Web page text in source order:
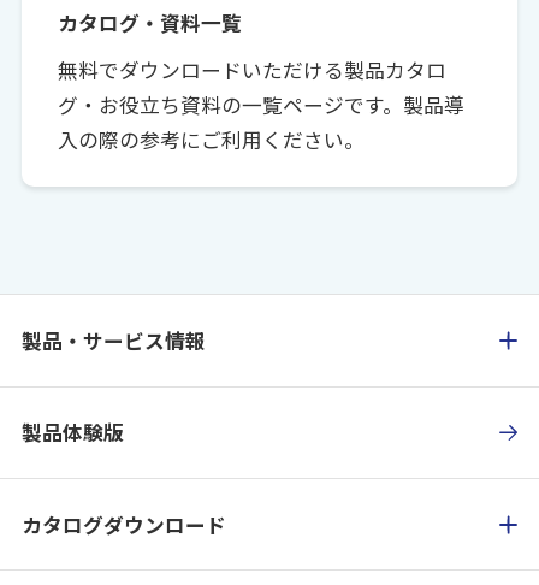
カタログ・資料一覧
無料でダウンロードいただける製品カタロ
グ・お役立ち資料の一覧ページです。製品導
入の際の参考にご利用ください。
製品・サービス情報
製品体験版
カタログダウンロード